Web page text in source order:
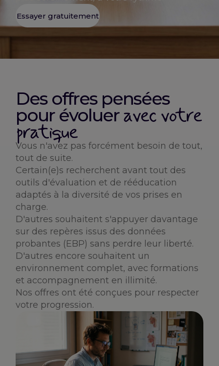
Essayer gratuitement
Des offres pensées
pour évolueravec votre
pratique
Vous n'avez pas forcément besoin de tout,
tout de suite.
Certain(e)s recherchent avant tout des
outils d'évaluation et de rééducation
adaptés à la diversité de vos prises en
charge.
D'autres souhaitent s'appuyer davantage
sur des repères issus des données
probantes (EBP) sans perdre leur liberté.
D'autres encore souhaitent un
environnement complet, avec formations
et accompagnement en illimité.
Nos offres ont été conçues pour respecter
votre progression.